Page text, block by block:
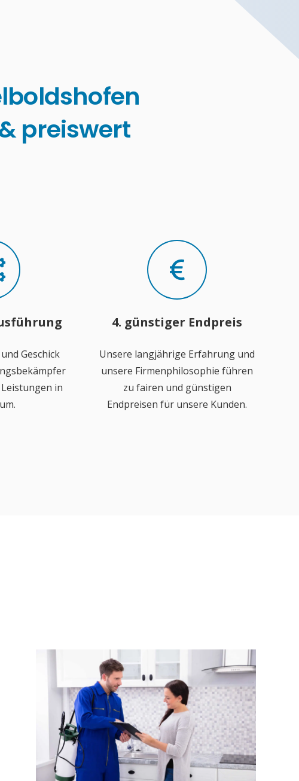
preiswert
Geschick
in
4. günstiger Endpreis
Unsere langjährige Erfahrung und
unsere Firmenphilosophie führen
zu fairen und günstigen
Endpreisen für unsere Kunden.